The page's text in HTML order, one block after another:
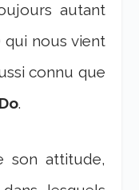
autant
nous vient
connu que
.
son attitude,